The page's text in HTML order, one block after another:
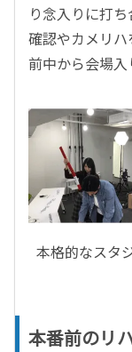
り念入りに打
確認やカメリ
前中から会場入
本格的なスタ
本番前のリ